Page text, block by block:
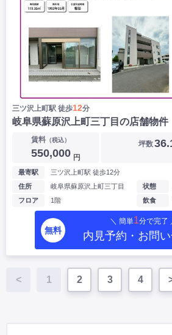
三ツ沢上町駅 徒歩12分
岐阜県蘇原沢上町三丁目の店舗物件
賃料（税込）
550,000 円
坪数
最寄駅
三ツ沢上町駅 徒歩12分
住所
岐阜県蘇原沢上町三丁目
フロア
1階
状態
飲食
無料
＼ 簡単1分で完了
内見予約・お問
< 1 2 3 4